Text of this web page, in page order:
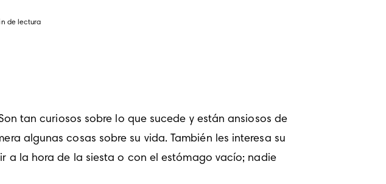
de lectura
tan curiosos sobre lo que sucede y están ansiosos de
algunas cosas sobre su vida. También les interesa su
a la hora de la siesta o con el estómago vacío; nadie